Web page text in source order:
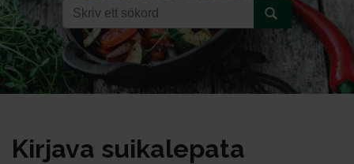
Kir­ja­va sui­ka­le­pa­ta